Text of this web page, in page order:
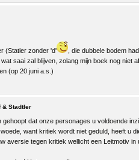
(Statler zonder 'd'
, die dubbele bodem
saai zal blijven, zolang mijn boek nog niet
(op 20 juni a.s.)
& Stadtler
gehoopt dat onze personages u voldoende
want kritiek wordt niet geduld, heeft u
aversie tegen kritiek wellicht een Leitmotiv